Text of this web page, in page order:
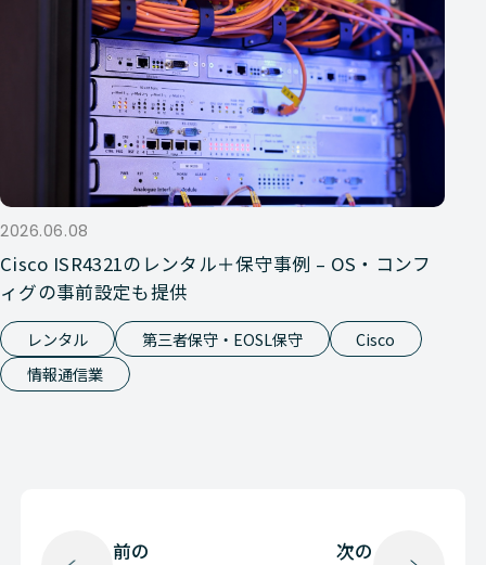
2026.06.08
Cisco ISR4321のレンタル＋保守事例 – OS・コンフ
ィグの事前設定も提供
レンタル 第三者保守・EOSL保守
Cisco
情報通信業
前の
次の